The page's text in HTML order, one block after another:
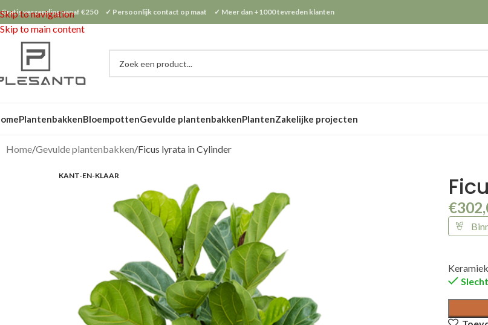
Skip to navigation
Skip to main content
verzending vanaf €250 ✓ Persoonlijk contact op maat ✓ Meer dan +1000 tevreden klanten
PlantenbakkenBloempottenGevulde plantenbakkenPlantenZakelijke projecten
Home Gevulde plantenbakken Ficus lyrata in Cylinder
KANT-EN-KLAAR
€